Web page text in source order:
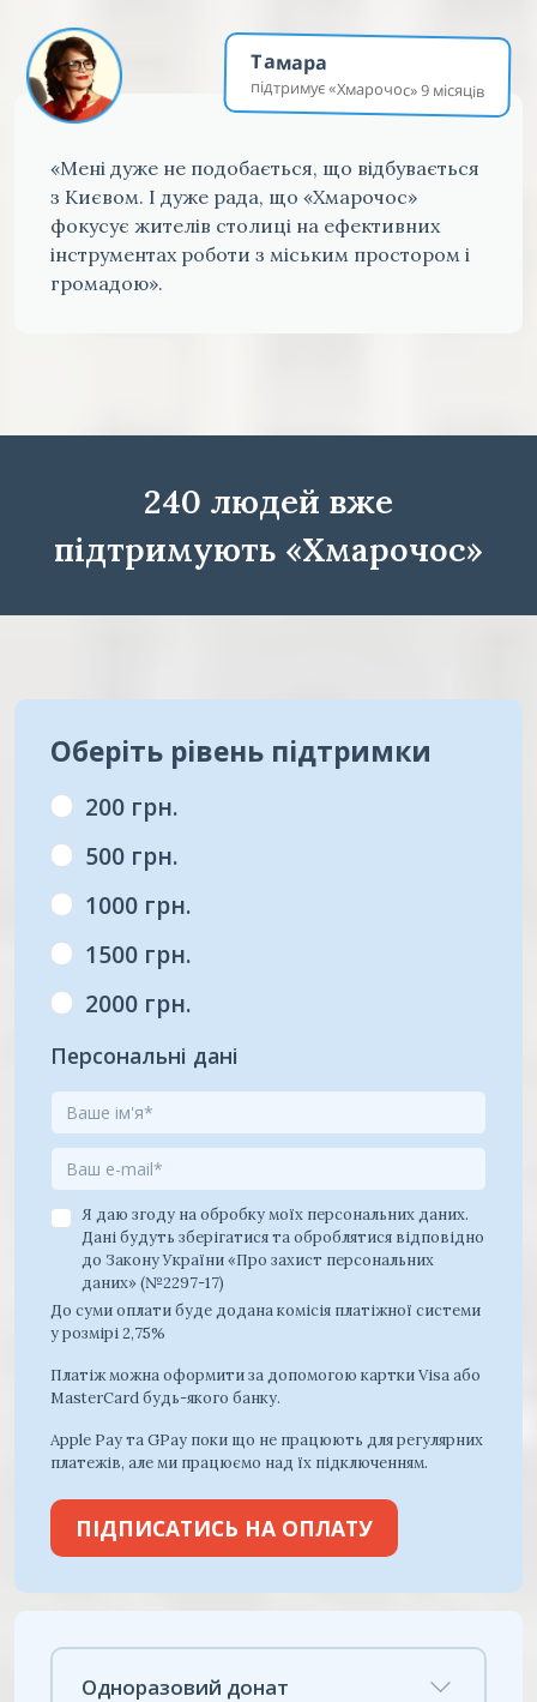
Тамара
підтримує «Хмарочос» 9 місяців
«Мені дуже не подобається, що відбувається
з Києвом. І дуже рада, що «Хмарочос»
фокусує жителів столиці на ефективних
інструментах роботи з міським простором і
громадою».
240 людей вже
підтримують «Хмарочос»
Оберіть рівень підтримки
200 грн.
500 грн.
1000 грн.
1500 грн.
2000 грн.
Персональні дані
Я даю згоду на обробку моїх персональних даних.
Дані будуть зберігатися та оброблятися відповідно
до Закону України «Про захист персональних
даних» (№2297-17)
До суми оплати буде додана комісія платіжної системи
у розмірі 2,75%
Платіж можна оформити за допомогою картки Visa або
MasterCard будь-якого банку.
Apple Pay та GPay поки що не працюють для регулярних
платежів, але ми працюємо над їх підключенням.
ПІДПИСАТИСЬ НА ОПЛАТУ
Одноразовий донат